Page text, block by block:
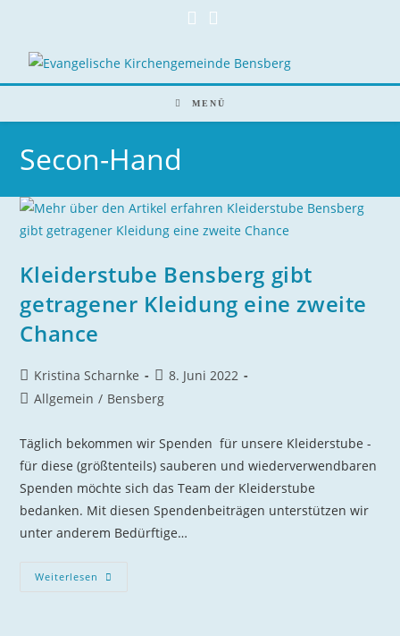
springen
MENÜ
Secon-Hand
Kleiderstube Bensberg gibt
getragener Kleidung eine zweite
Chance
Beitrags-
Autor:
Kristina Scharnke
Beitrag
veröffentlicht:
8. Juni 2022
Beitrags-
Allgemein / Bensberg
Täglich bekommen wir Spenden für unsere Kleiderstube -
für diese (größtenteils) sauberen und wiederverwendbaren
Spenden möchte sich das Team der Kleiderstube
bedanken. Mit diesen Spendenbeiträgen unterstützen wir
unter anderem Bedürftige…
Weiterlesen Kleiderstube